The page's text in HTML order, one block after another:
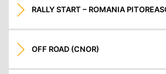
RALLY START – ROMANIA
OFF ROAD (CNOR)